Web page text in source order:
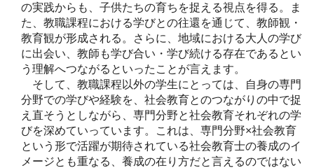
の実践からも、子供たちの育ちを捉える視点を得る。ま
た、教職課程における学びとの往還を通じて、教師観・
教育観が形成される。さらに、地域における大人の学び
に出会い、教師も学び合い・学び続ける存在であるとい
う理解へつながるといったことが言えます。
そして、教職課程以外の学生にとっては、自身の専門
分野での学びや経験を、社会教育とのつながりの中で捉
え直そうとしながら、専門分野と社会教育それぞれの学
びを深めていっています。これは、専門分野×社会教育
という形で活躍が期待されている社会教育士の養成のイ
メージとも重なる、養成の在り方だと言えるのではない